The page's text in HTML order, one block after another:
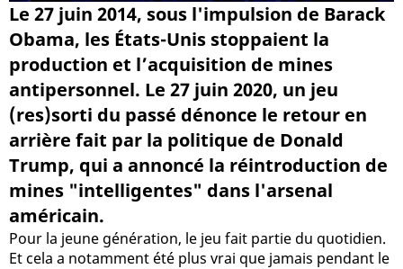
Le 27 juin 2014, sous l'impulsion de Barack
Obama, les États-Unis stoppaient la
production et l’acquisition de mines
antipersonnel. Le 27 juin 2020, un jeu
(res)sorti du passé dénonce le retour en
arrière fait par la politique de Donald
Trump, qui a annoncé la réintroduction de
mines "intelligentes" dans l'arsenal
américain.
Pour la jeune génération, le jeu fait partie du quotidien.
Et cela a notamment été plus vrai que jamais pendant le